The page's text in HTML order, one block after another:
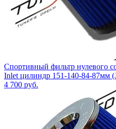
Спортивный фильтр нулевого
Inlet цилиндр 151-140-84-87мм
4 700 руб.